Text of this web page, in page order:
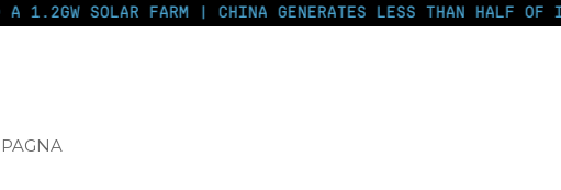
FARM | CHINA GENERATES LESS THAN HALF OF ITS